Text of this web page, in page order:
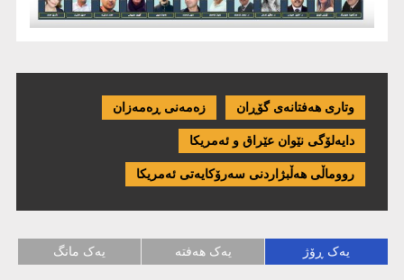
وتاری هەفتانەی گۆڕان زەمەنی ڕەمەزان
دایەلۆگی نێوان عێراق و ئەمریكا
رووماڵی هەڵبژاردنی سەرۆکایەتی ئەمریکا
یەک ڕۆژ یەک هەفتە یەک مانگ